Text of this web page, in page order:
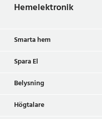
Hemelektronik
Smarta hem
Spara El
Belysning
Högtalare